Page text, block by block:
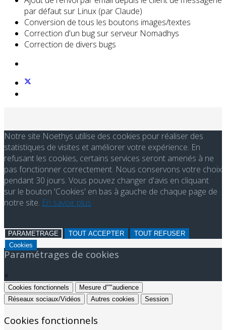
par défaut sur Linux (par Claude)
Conversion de tous les boutons images/textes
Correction d'un bug sur serveur Nomadhys
Correction de divers bugs
Notre site Noethys utilise des cookies pour réaliser des
statistiques de visites et améliorer votre expérience. En
refusant les cookies, certains services seront amenés à ne
pas fonctionner correctement. Nous conservons votre choix
pendant 30 jours. Vous pouvez changer d'avis en cliquant
sur le bouton 'Cookies' en bas à gauche de chaque page de
notre site. En savoir plus
PARAMETRAGE TOUT ACCEPTER
TOUT REFUSER
Cookies
Paramétrages de cookies
×
Cookies fonctionnels
Mesure d"'"audience
Réseaux sociaux/Vidéos
Autres cookies Session
Cookies fonctionnels